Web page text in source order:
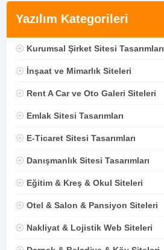
Yazılım Kategorileri
Kurumsal Şirket Sitesi Tasarımları
İnşaat ve Mimarlık Siteleri
Rent A Car ve Oto Galeri Siteleri
Emlak Sitesi Tasarımları
E-Ticaret Sitesi Tasarımları
Danışmanlık Sitesi Tasarımları
Eğitim & Kreş & Okul Siteleri
Otel & Salon & Pansiyon Siteleri
Nakliyat & Lojistik Web Siteleri